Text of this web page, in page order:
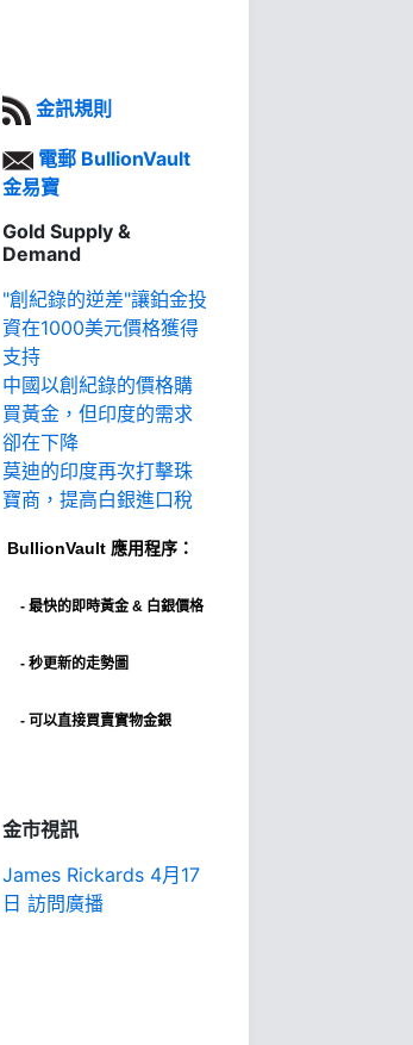
金訊規則
電郵 BullionVault
金易寶
Gold Supply &
Demand
"創紀錄的逆差"讓鉑金投
資在1000美元價格獲得
支持
中國以創紀錄的價格購
買黃金，但印度的需求
卻在下降
莫迪的印度再次打擊珠
寶商，提高白銀進口稅
BullionVault 應用程序：
- 最快的即時黃金 & 白銀價格
- 秒更新的走勢圖
- 可以直接買賣實物金銀
金市視訊
James Rickards 4月17
日 訪問廣播